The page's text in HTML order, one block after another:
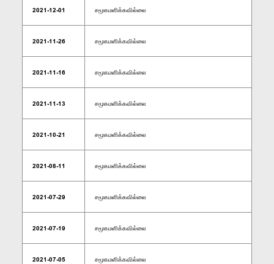
2021-12-01 சமூகமளிக்கவில்லை
2021-11-26 சமூகமளிக்கவில்லை
2021-11-16 சமூகமளிக்கவில்லை
2021-11-13 சமூகமளிக்கவில்லை
2021-10-21 சமூகமளிக்கவில்லை
2021-08-11 சமூகமளிக்கவில்லை
2021-07-29 சமூகமளிக்கவில்லை
2021-07-19 சமூகமளிக்கவில்லை
2021-07-05 சமூகமளிக்கவில்லை